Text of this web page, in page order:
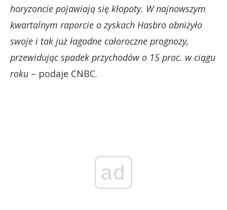
horyzoncie pojawiają się kłopoty. W najnowszym
kwartalnym raporcie o zyskach Hasbro obniżyło
swoje i tak już łagodne całoroczne prognozy,
przewidując spadek przychodów o 15 proc. w ciągu
roku – podaje CNBC.
ad